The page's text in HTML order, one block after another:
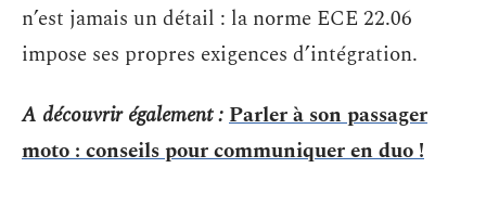
n’est jamais un détail : la norme ECE 22.06
impose ses propres exigences d’intégration.
A découvrir également :Parler à son passager
moto : conseils pour communiquer en duo !